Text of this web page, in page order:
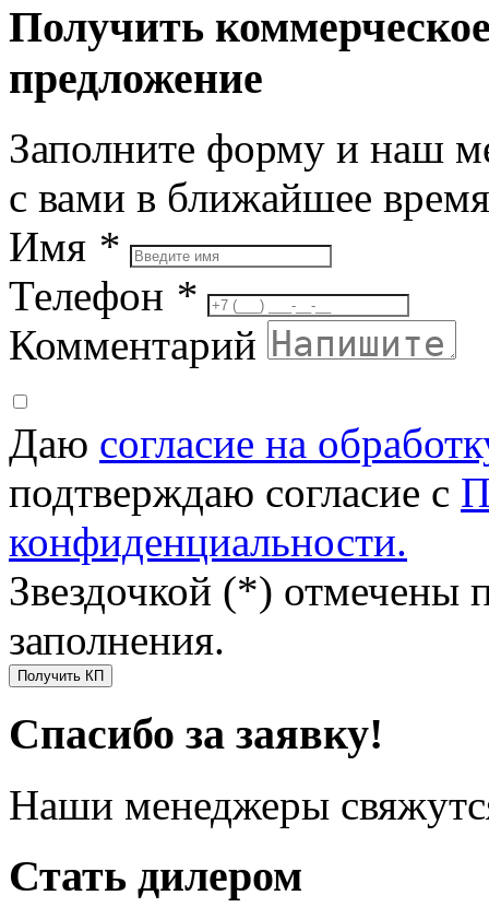
Получить
предложение
Заполните форму и наш
с вами в ближайшее время
Имя *
Телефон *
Комментарий
Даю согласие на
подтверждаю согласие с
конфиденциальности.
Звездочкой (*) отмечены
заполнения.
Получить КП
Спасибо за заявку!
Наши менеджеры
Стать дилером